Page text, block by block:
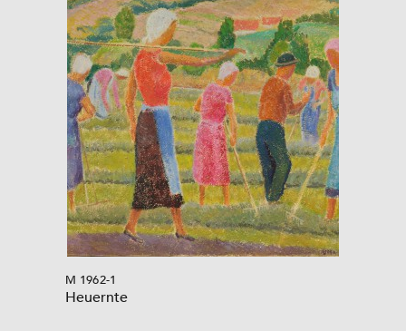
M 1962-1
Heuernte